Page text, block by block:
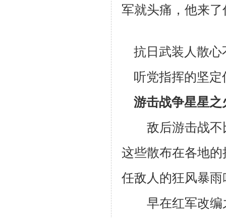
军就头痛，他来
抗日武装人散心
听党指挥的坚定
游击战争星星
敌后游击战不
这些散布在各地
任敌人的狂风暴
早在红军改编